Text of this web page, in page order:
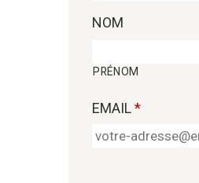
NOM
PRÉNOM
EMAIL*